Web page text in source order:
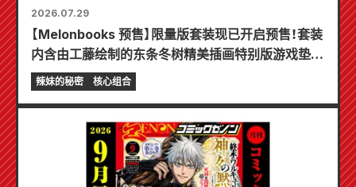
2026.07.29
【Melonbooks 预售】限量版套装现已开启预售！套装
内含由工藤绘制的东条冬树精美插画特别版游戏垫！
《辣妹新娘的秘密》最新第6卷将于10月20日发售！
辣妹的秘密 核心组合